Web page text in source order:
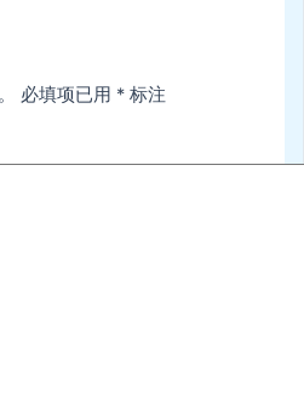
必填项已用 * 标注